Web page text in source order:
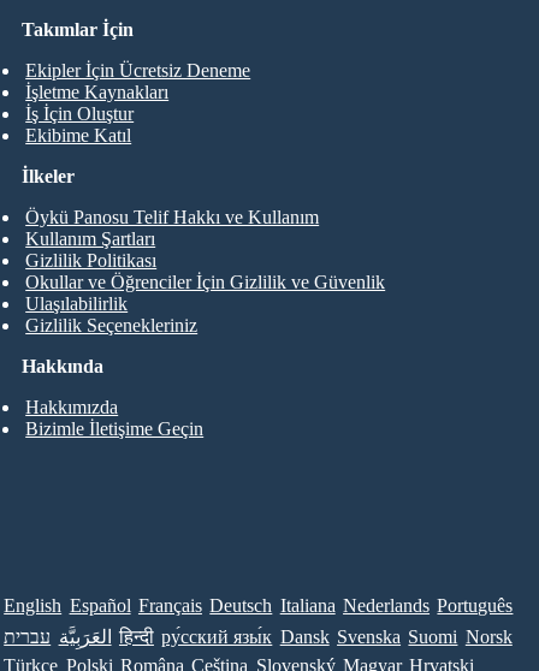
Takımlar İçin
Ekipler İçin Ücretsiz Deneme
İşletme Kaynakları
İş İçin Oluştur
Ekibime Katıl
Hakkında
Hakkımızda
Bizimle İletişime Geçin
İlkeler
Öykü Panosu Telif Hakkı ve Kullanım
Kullanım Şartları
Gizlilik Politikası
Okullar ve Öğrenciler İçin Gizlilik ve Güvenlik
Ulaşılabilirlik
Gizlilik Seçenekleriniz
English Español Français Deutsch Italiana Nederlands Português
עברית العَرَبِيَّة हिन्दी ру́сский язы́к Dansk Svenska Suomi Norsk
Türkçe Polski Româna Ceština Slovenský Magyar Hrvatski